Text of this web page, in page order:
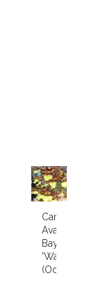
Cambria
Avalon
Bay
'Wasp'
(Odcdm.)